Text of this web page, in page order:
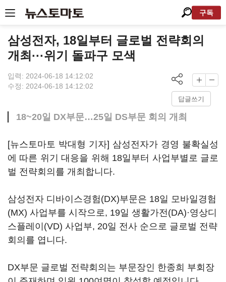
구독
삼성전자, 18일부터 글로벌 전략회의
개최···위기 돌파구 모색
입력: 2024-06-18 14:12:02
수정: 2024-06-18 14:12:02
답글쓰기
18~20일 DX부문…25일 DS부문 회의 개최
[뉴스토마토 박대형 기자] 삼성전자가 경영 불확실성
에 따른 위기 대응을 위해 18일부터 사업부별로 글로
벌 전략회의를 개최합니다.
삼성전자 디바이스경험(DX)부문은 18일 모바일경험
(MX) 사업부를 시작으로, 19일 생활가전(DA)·영상디
스플레이(VD) 사업부, 20일 전사 순으로 글로벌 전략
회의를 엽니다.
DX부문 글로벌 전략회의는 부문장인 한종희 부회장